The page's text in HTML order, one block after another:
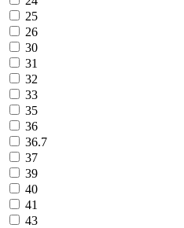
25
26
30
31
32
33
35
36
36.7
37
39
40
41
43